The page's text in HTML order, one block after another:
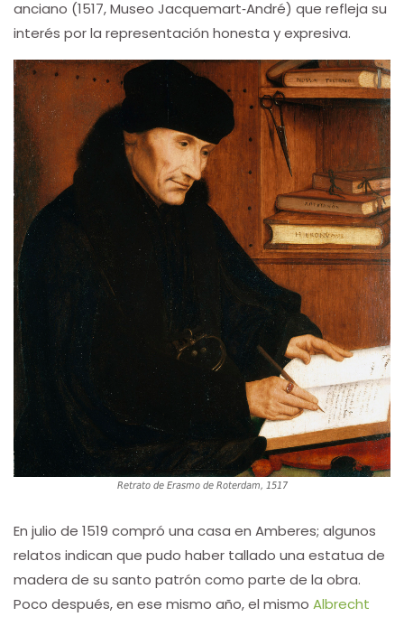
anciano (1517, Museo Jacquemart‑André) que refleja su
interés por la representación honesta y expresiva.
Retrato de Erasmo de Roterdam, 1517
En julio de 1519 compró una casa en Amberes; algunos
relatos indican que pudo haber tallado una estatua de
madera de su santo patrón como parte de la obra.
Poco después, en ese mismo año, el mismo Albrecht